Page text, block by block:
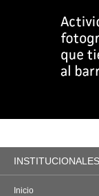
INSTITUCIONALES
Inicio